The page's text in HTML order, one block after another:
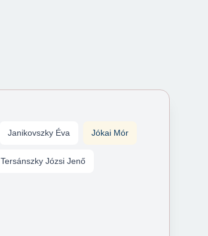
Janikovszky Éva Jókai Mór
Tersánszky Józsi Jenő